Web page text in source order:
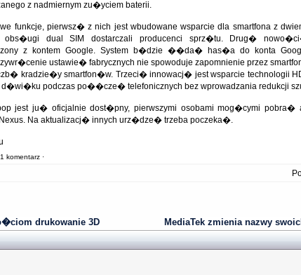
z nadmiernym zu�yciem baterii.
funkcje, pierwsz� z nich jest wbudowane wsparcie dla smartfona z
obs�ugi dual SIM dostarczali producenci sprz�tu. Drug�
z kontem Google. System b�dzie ��da� has�a do konta
ustawie� fabrycznych nie spowoduje zapomnienie przez
kradzie�y smartfon�w. Trzeci� innowacj� jest wsparcie technologii
podczas po��cze� telefonicznych bez wprowadzania redukcji
jest ju� oficjalnie dost�pny, pierwszymi osobami mog�cymi pobra�
Na aktualizacj� innych urz�dze� trzeba poczeka�.
1 komentarz ·
drukowanie 3D MediaTek zmienia nazwy